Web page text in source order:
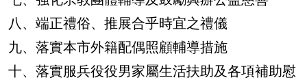
八、端正禮俗、推展合乎時宜之禮儀
九、落實本市外籍配偶照顧輔導措施
十、落實服兵役役男家屬生活扶助及各項補助慰